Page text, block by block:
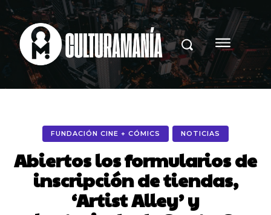
FUNDACIÓN CINE + CÓMICS NOTICIAS
Abiertos los formularios de
inscripción de tiendas,
‘Artist Alley’ y